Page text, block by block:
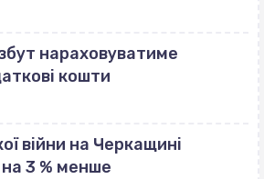
нараховуватиме
кошти
війни на Черкащині
3 % менше